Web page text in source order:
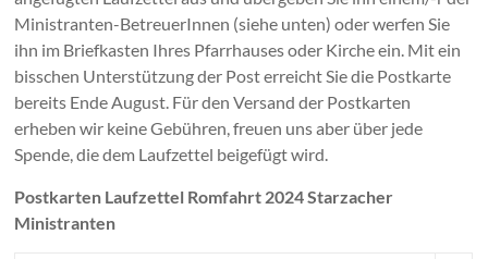
Ministranten-BetreuerInnen (siehe unten) oder werfen Sie
ihn im Briefkasten Ihres Pfarrhauses oder Kirche ein. Mit ein
bisschen Unterstützung der Post erreicht Sie die Postkarte
bereits Ende August. Für den Versand der Postkarten
erheben wir keine Gebühren, freuen uns aber über jede
Spende, die dem Laufzettel beigefügt wird.
Postkarten Laufzettel Romfahrt 2024 Starzacher
Ministranten